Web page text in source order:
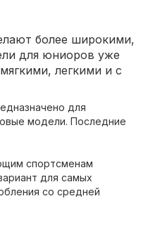
более широкими,
для юниоров уже
легкими и с
для
модели. Последние
спортсменам
для самых
со средней